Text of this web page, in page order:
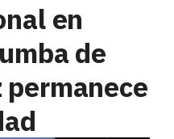
en
de
permanece